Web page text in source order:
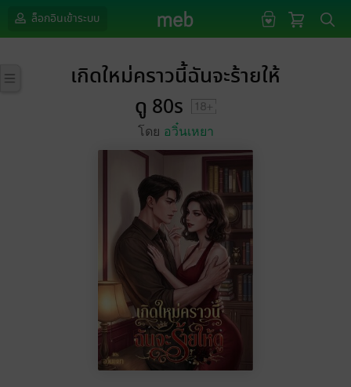
ล็อกอินเข้าระบบ
เกิดใหม่คราวนี้ฉันจะร้ายให้
ดู 80s
โดย อวิ๋นเหยา